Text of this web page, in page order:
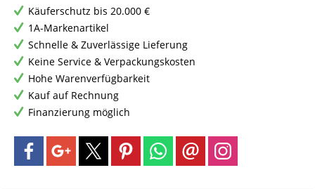
Käuferschutz bis 20.000 €
1A-Markenartikel
Schnelle & Zuverlässige Lieferung
Keine Service & Verpackungskosten
Hohe Warenverfügbarkeit
Kauf auf Rechnung
Finanzierung möglich